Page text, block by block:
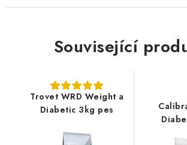
Související
Trovet WRD Weight a
Diabetic 3kg pes